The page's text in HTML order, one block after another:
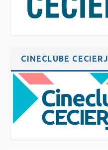
CINECLUBE CECIERJ